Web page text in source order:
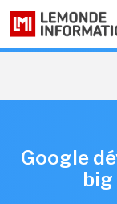
Google
big